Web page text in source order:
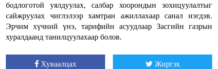
бодлоготой уялдуулах, салбар хоорондын зохицуулалтыг
сайжруулах чиглэлээр хамтран ажиллахаар санал нэгдэв.
Эрчим хүчний үнэ, тарифийн асуудлаар Засгийн газрын
хуралдаанд танилцуулахаар болов.
Хуваалцах Жиргэх